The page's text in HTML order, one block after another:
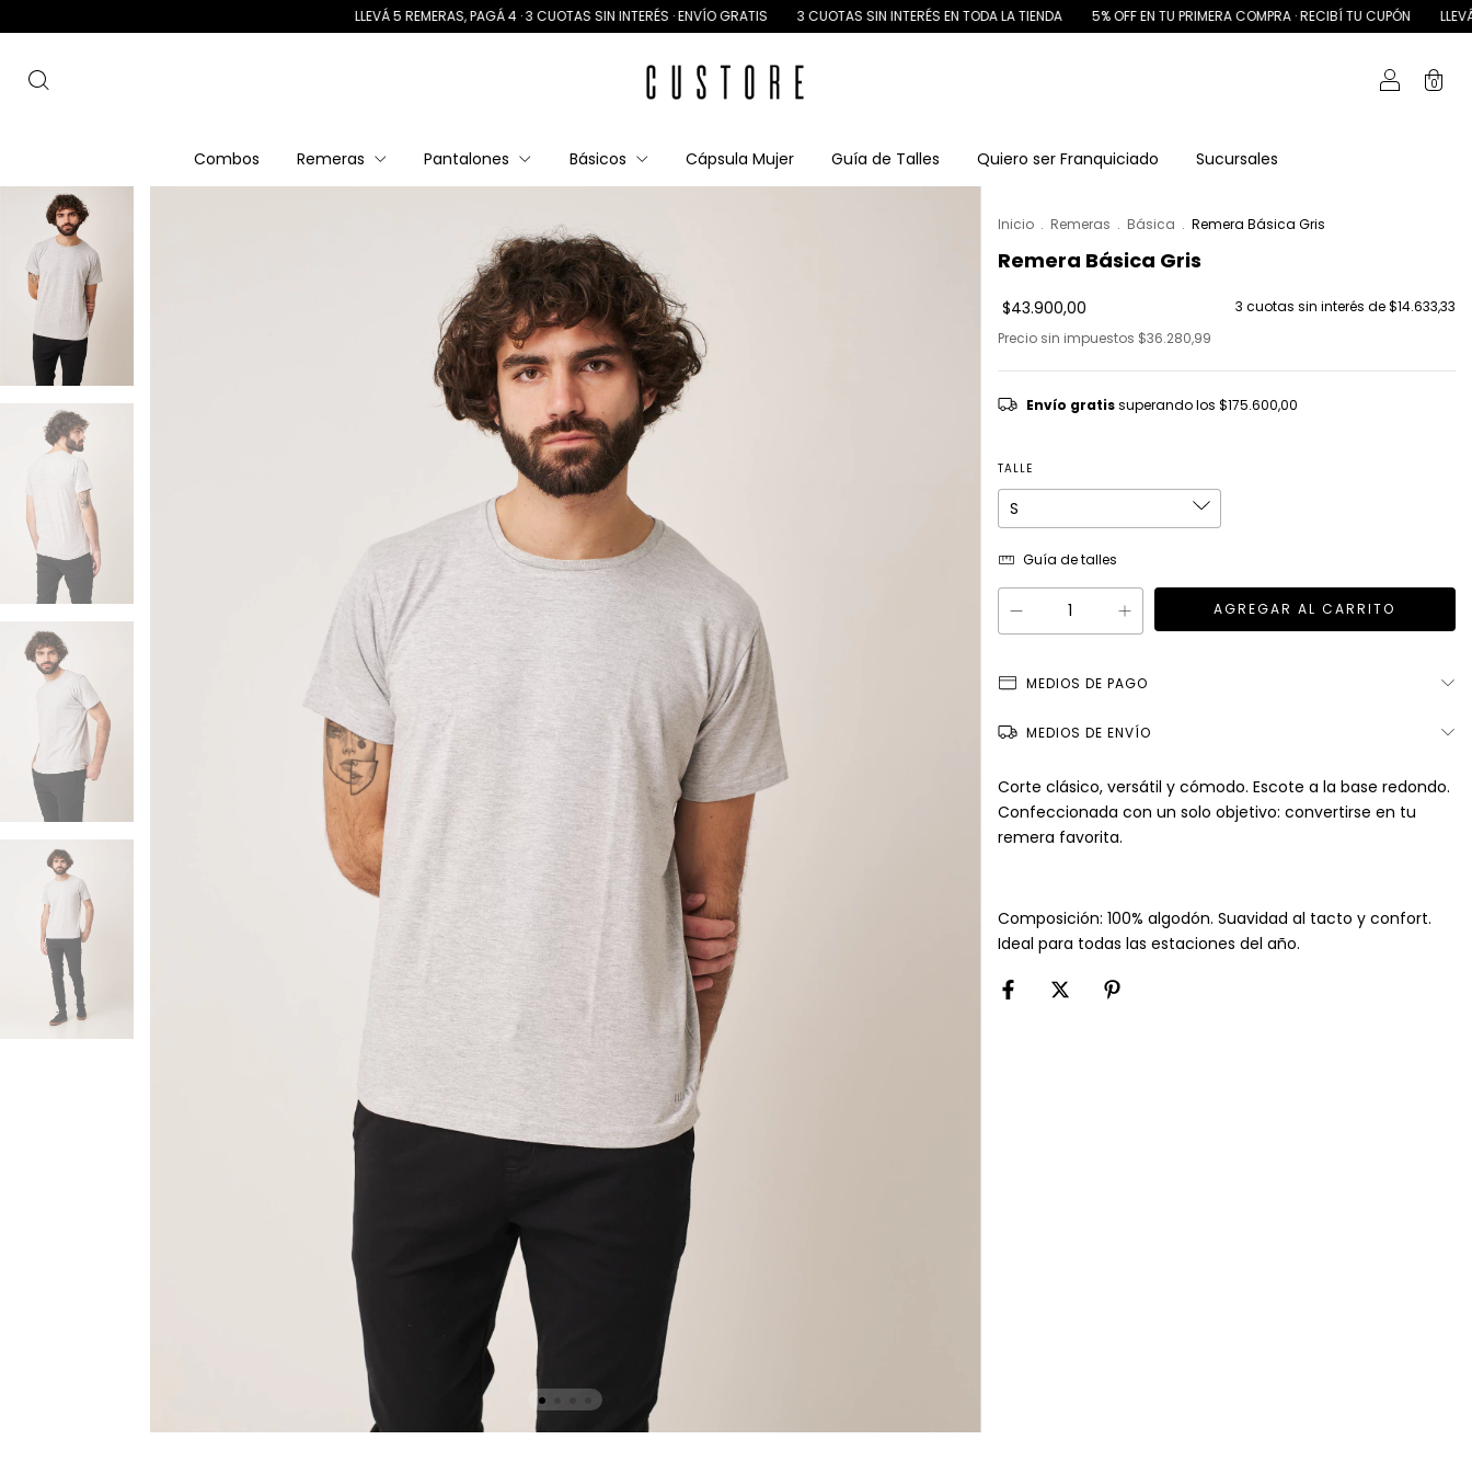
LLEVÁ 5 REMERAS, PAGÁ 4 · 3 CUOTAS SIN INTERÉS · ENVÍO GRATIS 3 CUOTAS SIN INTERÉS EN TODA LA TIENDA 5% OFF EN TU PRIMERA COMPRA · RECIBÍ TU CUPÓN LLEVÁ 5
0
Combos Remeras Pantalones Básicos Cápsula Mujer Guía de Talles Quiero ser Franquiciado Sucursales
Inicio . Remeras . Básica . Remera Básica Gris
Remera Básica Gris
$43.900,00 3 cuotas sin interés de$14.633,33
Precio sin impuestos $36.280,99
Envío gratis superando los $175.600,00
TALLE
Guía de talles
MEDIOS DE PAGO
MEDIOS DE ENVÍO
Corte clásico, versátil y cómodo. Escote a la base redondo.
Confeccionada con un solo objetivo: convertirse en tu
remera favorita.
Composición: 100% algodón. Suavidad al tacto y confort.
Ideal para todas las estaciones del año.